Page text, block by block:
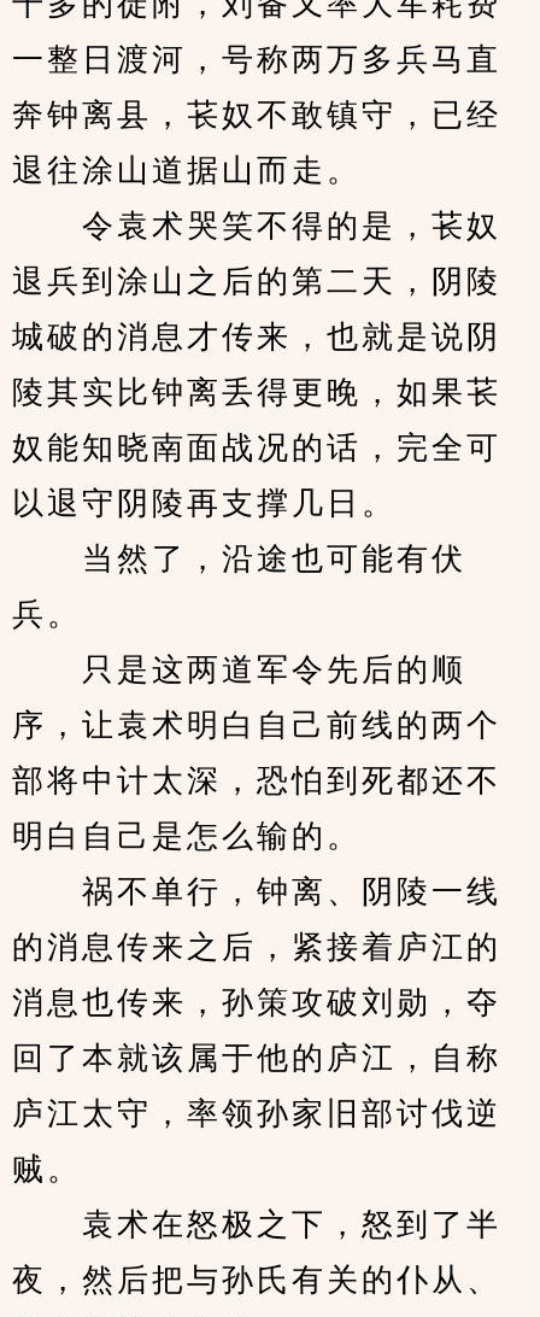
一整日渡河，号称两万多兵马直
奔钟离县，苌奴不敢镇守，已经
退往涂山道据山而走。
令袁术哭笑不得的是，苌奴
退兵到涂山之后的第二天，阴陵
城破的消息才传来，也就是说阴
陵其实比钟离丢得更晚，如果苌
奴能知晓南面战况的话，完全可
以退守阴陵再支撑几日。
当然了，沿途也可能有伏
兵。
只是这两道军令先后的顺
序，让袁术明白自己前线的两个
部将中计太深，恐怕到死都还不
明白自己是怎么输的。
祸不单行，钟离、阴陵一线
的消息传来之后，紧接着庐江的
消息也传来，孙策攻破刘勋，夺
回了本就该属于他的庐江，自称
庐江太守，率领孙家旧部讨伐逆
贼。
袁术在怒极之下，怒到了半
夜，然后把与孙氏有关的仆从、